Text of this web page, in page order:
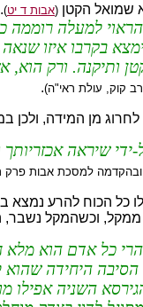
שמואל הקטן (אבות ד יט)
למעלה רוממה
איזו שנאה
ותיקנה. ורק
קוק, עולת ראי"ה).
ידי שיראה
למסכת אבות פרק
כל הכוח להרע נמצא
וכשהמקל נשבר,
כל אדם הוא
הסיבה היחידה
השניה